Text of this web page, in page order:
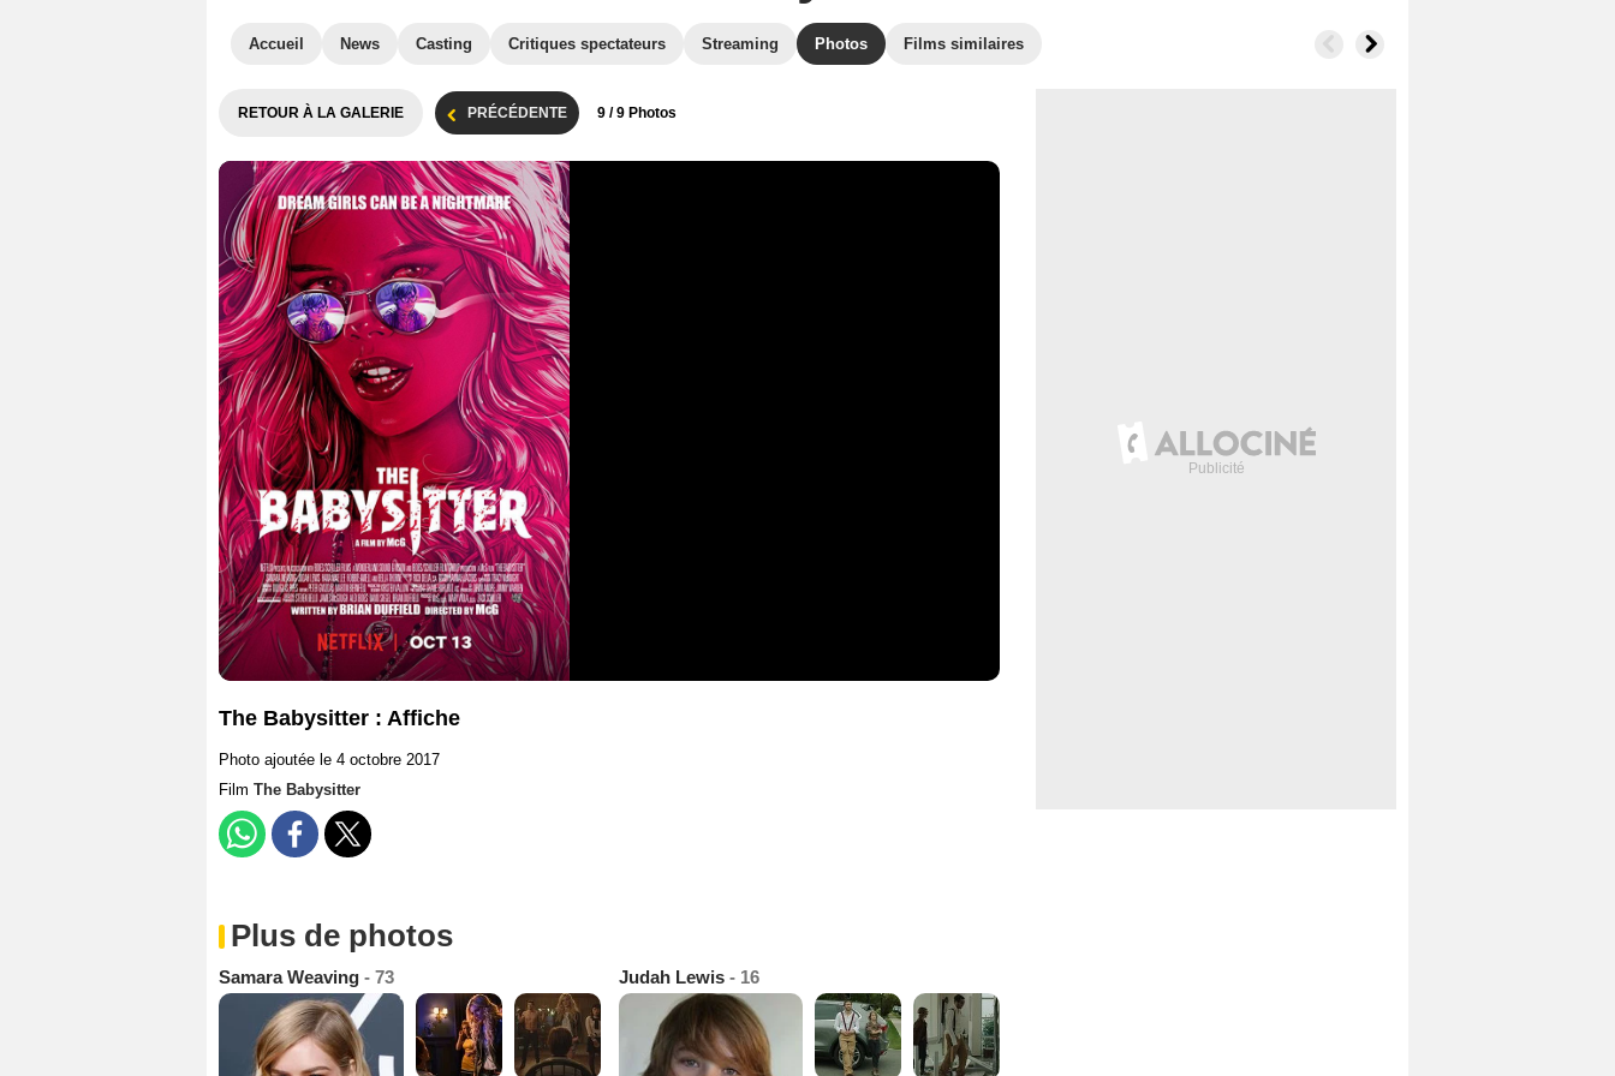
Accueil News Casting Critiques spectateurs Streaming Photos Films similaires
RETOUR À LA GALERIE PRÉCÉDENTE 9 / 9 Photos
The Babysitter : Affiche
Photo ajoutée le 4 octobre 2017
Film The Babysitter
Plus de photos
Samara Weaving - 73 Judah Lewis - 16